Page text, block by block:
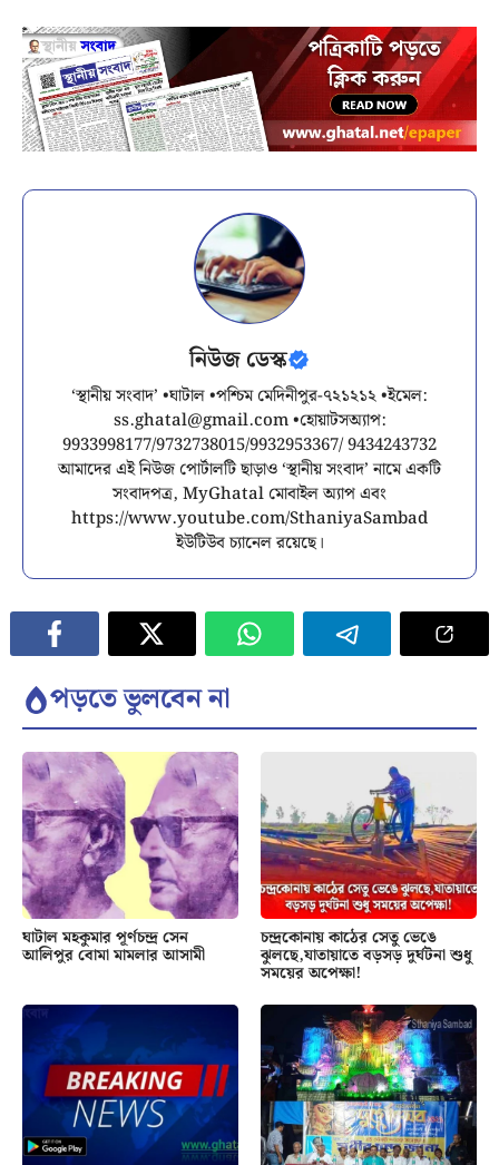
নিউজ ডেস্ক
‘স্থানীয় সংবাদ’ •ঘাটাল •পশ্চিম মেদিনীপুর-৭২১২১২ •ইমেল:
ss.ghatal@gmail.com•হোয়াটসঅ্যাপ:
9933998177/9732738015/9932953367/ 9434243732
আমাদের এই নিউজ পোর্টালটি ছাড়াও ‘স্থানীয় সংবাদ’ নামে একটি
সংবাদপত্র, MyGhatal মোবাইল অ্যাপ এবং
https://www.youtube.com/SthaniyaSambad
ইউটিউব চ্যানেল রয়েছে।
পড়তে ভুলবেন না
ঘাটাল মহকুমার পূর্ণচন্দ্র সেন
আলিপুর বোমা মামলার আসামী
চন্দ্রকোনায় কাঠের সেতু ভেঙে
ঝুলছে,যাতায়াতে বড়সড় দুর্ঘটনা শুধু
সময়ের অপেক্ষা!